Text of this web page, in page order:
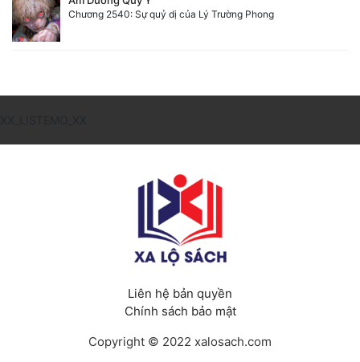
Chương 2540: Sự quỷ dị của Lý Trường Phong
Liên hệ bản quyền
Chính sách bảo mật
Copyright © 2022 xalosach.com